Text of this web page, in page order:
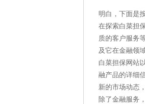
明白，下面是
在探索白菜担
质的客户服务
及它在金融领
白菜担保网站
融产品的详细
新的市场动态
除了金融服务